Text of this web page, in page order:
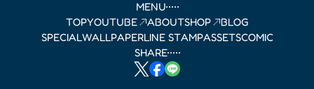
MENU
TOPYOUTUBE ABOUTSHOP
BLOG
SPECIALWALLPAPERLINE STAMPASSETSCOMIC
SHARE